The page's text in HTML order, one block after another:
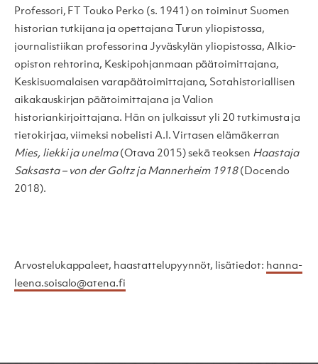
Professori, FT Touko Perko (s. 1941) on toiminut Suomen
historian tutkijana ja opettajana Turun yliopistossa,
journalistiikan professorina Jyväskylän yliopistossa, Alkio-
opiston rehtorina, Keskipohjanmaan päätoimittajana,
Keskisuomalaisen varapäätoimittajana, Sotahistoriallisen
aikakauskirjan päätoimittajana ja Valion
historiankirjoittajana. Hän on julkaissut yli 20 tutkimusta ja
tietokirjaa, viimeksi nobelisti A.I. Virtasen elämäkerran
Mies, liekki ja unelma(Otava 2015) sekä teoksen Haastaja
Saksasta – von der Goltz ja Mannerheim 1918(Docendo
2018).
Arvostelukappaleet, haastattelupyynnöt, lisätiedot: hanna-
leena.soisalo@atena.fi